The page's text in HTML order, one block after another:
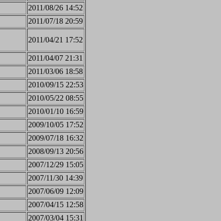
2011/08/26 14:52
2011/07/18 20:59
2011/04/21 17:52
2011/04/07 21:31
2011/03/06 18:58
2010/09/15 22:53
2010/05/22 08:55
2010/01/10 16:59
2009/10/05 17:52
2009/07/18 16:32
2008/09/13 20:56
2007/12/29 15:05
2007/11/30 14:39
2007/06/09 12:09
2007/04/15 12:58
2007/03/04 15:31